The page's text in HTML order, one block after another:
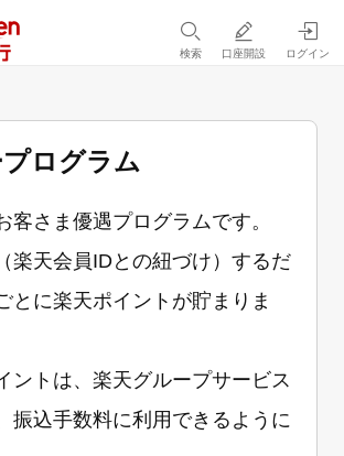
検索 口座開設 ログイン
ログラム
客さま優遇プログラムです。
楽天会員IDとの紐づけ）するだ
とに楽天ポイントが貯まりま
ントは、楽天グループサービス
振込手数料に利用できるように